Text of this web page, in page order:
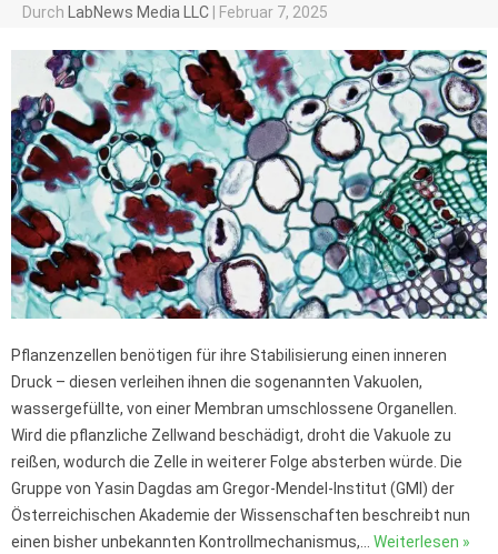
Durch LabNews Media LLC Februar 7, 2025
Pflanzenzellen benötigen für ihre Stabilisierung einen inneren
Druck – diesen verleihen ihnen die sogenannten Vakuolen,
wassergefüllte, von einer Membran umschlossene Organellen.
Wird die pflanzliche Zellwand beschädigt, droht die Vakuole zu
reißen, wodurch die Zelle in weiterer Folge absterben würde. Die
Gruppe von Yasin Dagdas am Gregor-Mendel-Institut (GMI) der
Österreichischen Akademie der Wissenschaften beschreibt nun
einen bisher unbekannten Kontrollmechanismus,… Weiterlesen »